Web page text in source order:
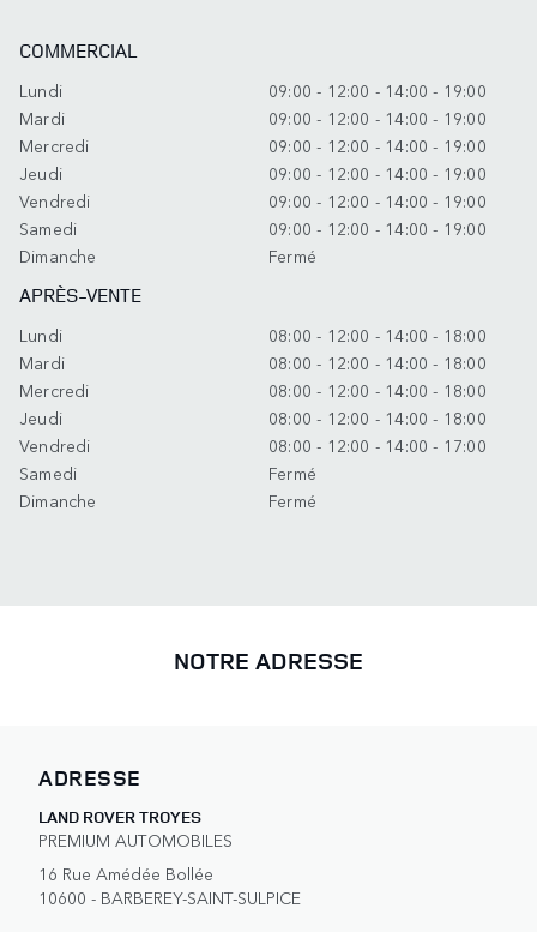
COMMERCIAL
Lundi
09:00 - 12:00 - 14:00 - 19:00
Mardi
09:00 - 12:00 - 14:00 - 19:00
Mercredi
09:00 - 12:00 - 14:00 - 19:00
Jeudi
09:00 - 12:00 - 14:00 - 19:00
Vendredi
09:00 - 12:00 - 14:00 - 19:00
Samedi
09:00 - 12:00 - 14:00 - 19:00
Dimanche
Fermé
APRÈS-VENTE
Lundi
08:00 - 12:00 - 14:00 - 18:00
Mardi
08:00 - 12:00 - 14:00 - 18:00
Mercredi
08:00 - 12:00 - 14:00 - 18:00
Jeudi
08:00 - 12:00 - 14:00 - 18:00
Vendredi
08:00 - 12:00 - 14:00 - 17:00
Samedi
Fermé
Dimanche
Fermé
NOTRE ADRESSE
ADRESSE
LAND ROVER TROYES
PREMIUM AUTOMOBILES
16 Rue Amédée Bollée
10600 - BARBEREY-SAINT-SULPICE